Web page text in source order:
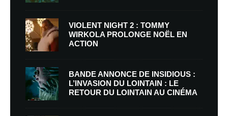
VIOLENT NIGHT 2 : TOMMY
WIRKOLA PROLONGE NOËL EN
ACTION
BANDE ANNONCE DE INSIDIOUS :
L’INVASION DU LOINTAIN : LE
RETOUR DU LOINTAIN AU CINÉMA